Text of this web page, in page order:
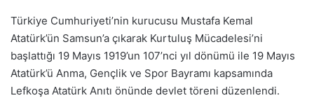
Türkiye Cumhuriyeti’nin kurucusu Mustafa Kemal
Atatürk’ün Samsun’a çıkarak Kurtuluş Mücadelesi’ni
başlattığı 19 Mayıs 1919’un 107’nci yıl dönümü ile 19 Mayıs
Atatürk’ü Anma, Gençlik ve Spor Bayramı kapsamında
Lefkoşa Atatürk Anıtı önünde devlet töreni düzenlendi.